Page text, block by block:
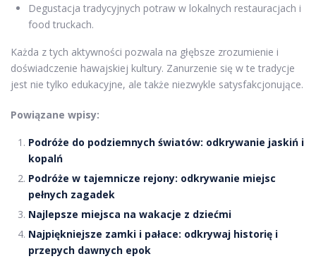
Degustacja tradycyjnych potraw w lokalnych restauracjach i
food truckach.
Każda z tych aktywności pozwala na głębsze zrozumienie i
doświadczenie hawajskiej kultury. Zanurzenie się w te tradycje
jest nie tylko edukacyjne, ale także niezwykle satysfakcjonujące.
Powiązane wpisy:
Podróże do podziemnych światów: odkrywanie jaskiń i
kopalń
Podróże w tajemnicze rejony: odkrywanie miejsc
pełnych zagadek
Najlepsze miejsca na wakacje z dziećmi
Najpiękniejsze zamki i pałace: odkrywaj historię i
przepych dawnych epok